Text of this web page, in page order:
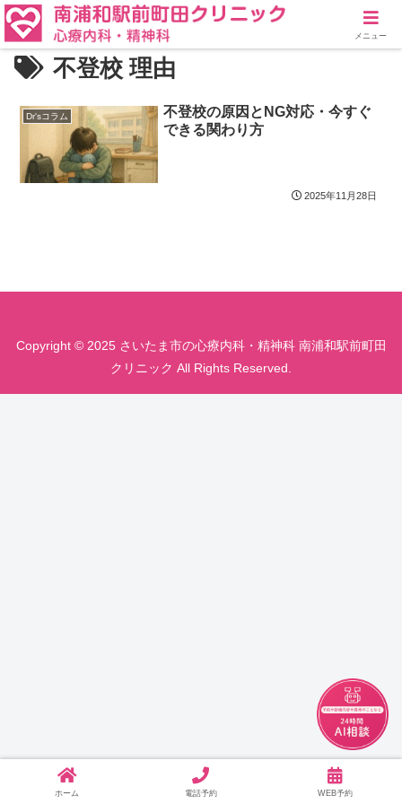
不登校 理由
Dr'sコラム
不登校の原因とNG対応・今すぐ
できる関わり方
2025年11月28日
Copyright © 2025 さいたま市の心療内科・精神科 南浦和駅前町田
クリニック All Rights Reserved.
メニュー
ホーム 電話予約 WEB予約
チャット